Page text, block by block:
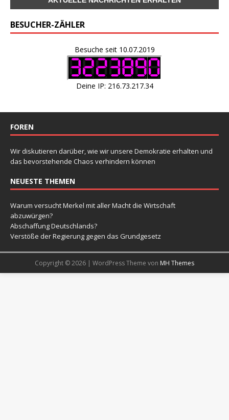
BESUCHER-ZÄHLER
Besuche seit 10.07.2019
Deine IP: 216.73.217.34
FOREN
Wir diskutieren darüber, wie wir unsere Demokratie erhalten und
das bevorstehende Chaos verhindern können
NEUESTE THEMEN
Warum versucht Merkel mit aller Macht die Wirtschaft
abzuwürgen?
Abschaffung Deutschlands?
Verstöße der Regierung gegen das Grundgesetz
Copyright © 2026 | WordPress Theme von MH Themes